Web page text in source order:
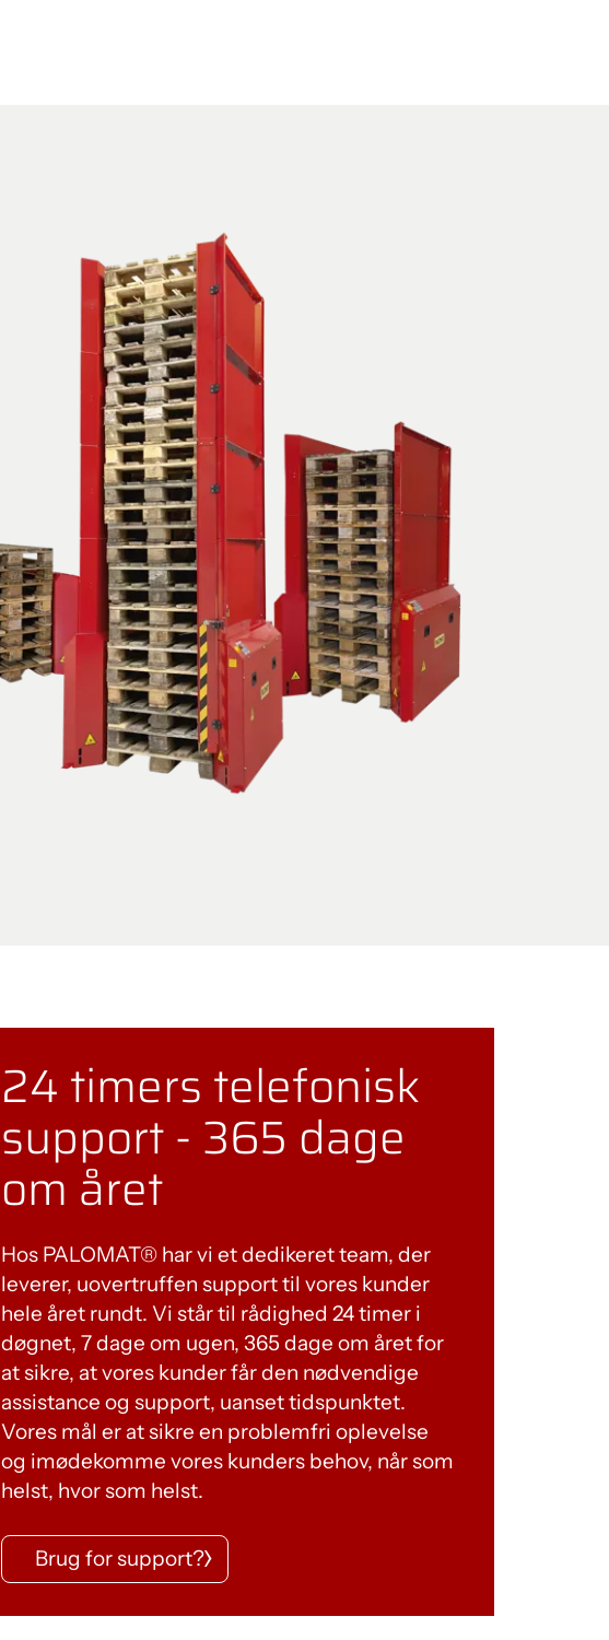
24 timers telefonisk
support - 365 dage
om året
Hos PALOMAT® har vi et dedikeret team, der
leverer, uovertruffen support til vores kunder
hele året rundt. Vi står til rådighed 24 timer i
døgnet, 7 dage om ugen, 365 dage om året for
at sikre, at vores kunder får den nødvendige
assistance og support, uanset tidspunktet.
Vores mål er at sikre en problemfri oplevelse
og imødekomme vores kunders behov, når som
helst, hvor som helst.
Brug for support?